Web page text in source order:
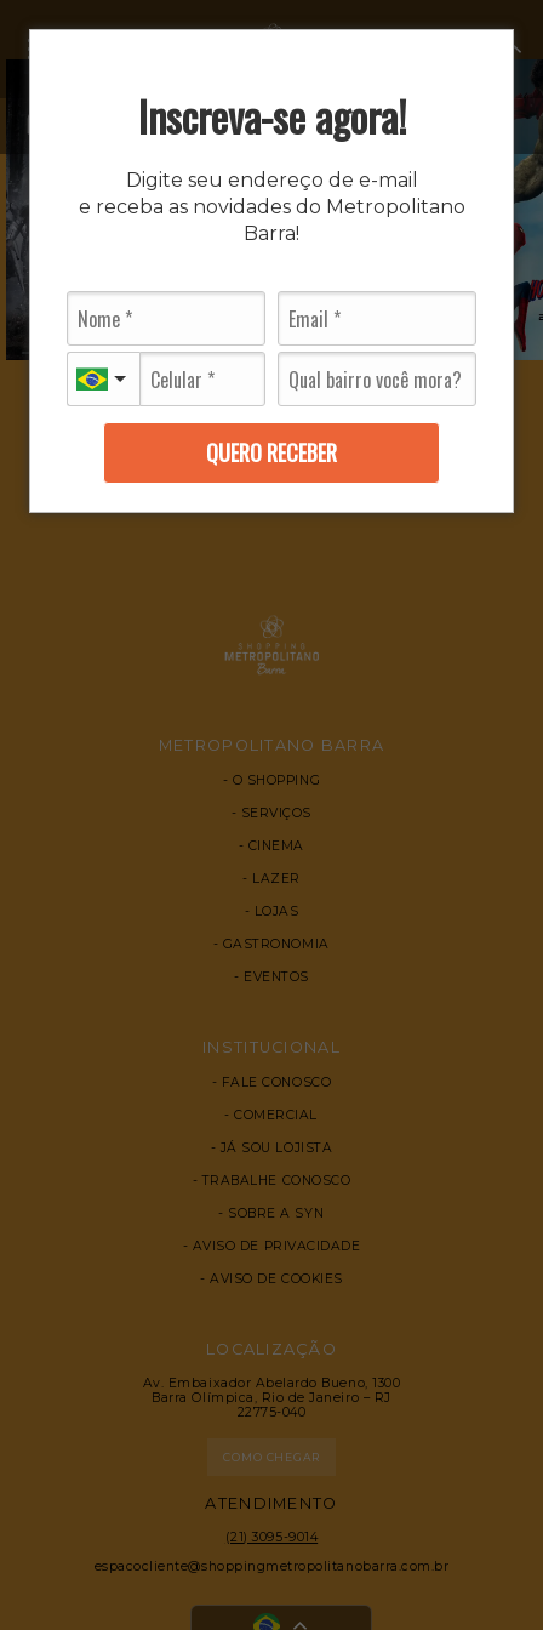
Inscreva-se agora!
Digite seu endereço de e-mail
e receba as novidades do Metropolitano
Barra!
QUERO RECEBER
METROPOLITANO BARRA
O SHOPPING
SERVIÇOS
CINEMA
LAZER
LOJAS
GASTRONOMIA
EVENTOS
INSTITUCIONAL
FALE CONOSCO
COMERCIAL
JÁ SOU LOJISTA
TRABALHE CONOSCO
SOBRE A SYN
AVISO DE PRIVACIDADE
AVISO DE COOKIES
LOCALIZAÇÃO
Av. Embaixador Abelardo Bueno, 1300
Barra Olímpica, Rio de Janeiro – RJ
22775-040
COMO CHEGAR
ATENDIMENTO
(21) 3095-9014
espacocliente@shoppingmetropolitanobarra.com.br